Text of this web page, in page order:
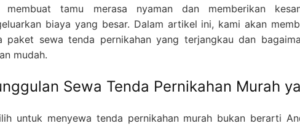
membuat tamu merasa nyaman dan memberikan
biaya yang besar. Dalam artikel ini, kami akan
paket sewa tenda pernikahan yang terjangkau dan
mudah.
Sewa Tenda Pernikahan Murah
untuk menyewa tenda pernikahan murah bukan berarti